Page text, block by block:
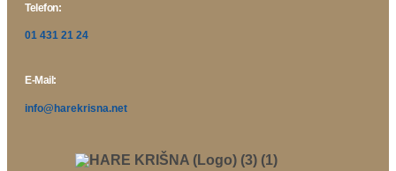
Telefon:
01 431 21 24
E-Mail:
info@harekrisna.net